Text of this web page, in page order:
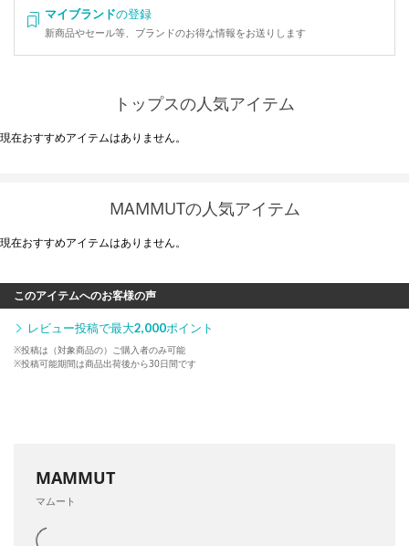
マイブランドの登録
新商品やセール等、ブランドのお得な情報をお送りします
トップスの人気アイテム
現在おすすめアイテムはありません。
MAMMUTの人気アイテム
現在おすすめアイテムはありません。
このアイテムへのお客様の声
レビュー投稿で最大2,000ポイント
※投稿は（対象商品の）ご購入者のみ可能
※投稿可能期間は商品出荷後から30日間です
MAMMUT
マムート